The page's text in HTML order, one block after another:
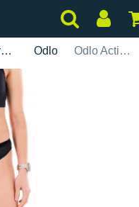
Unterwäsche Odlo Odlo Active F-Dry Light ECO Damen